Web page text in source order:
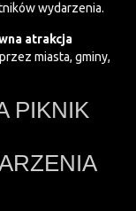
wydarzenia.
atrakcja
miasta, gminy,
PIKNIK